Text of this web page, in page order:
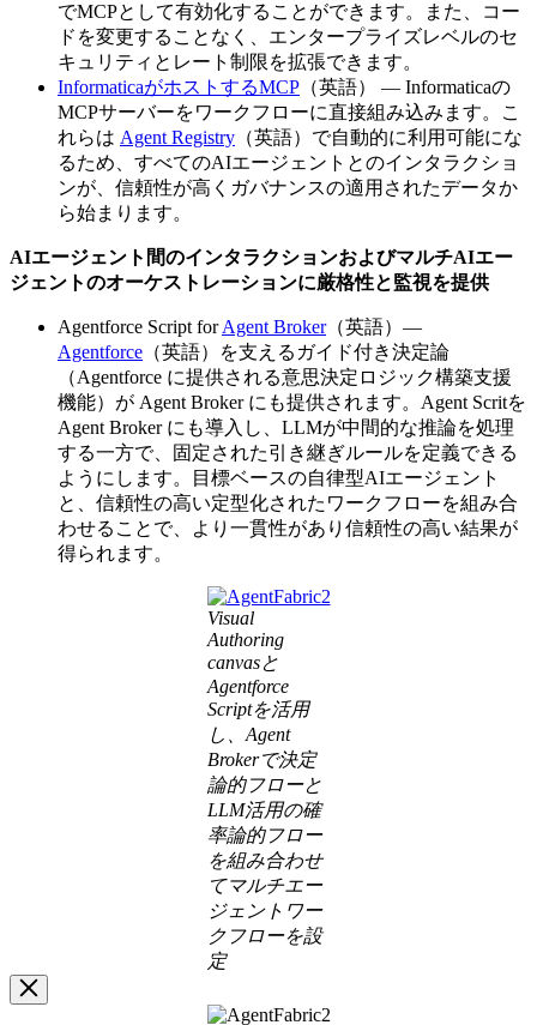
でMCPとして有効化することができます。また、コー
ドを変更することなく、エンタープライズレベルのセ
キュリティとレート制限を拡張できます。
InformaticaがホストするMCP （英語） — Informaticaの
MCPサーバーをワークフローに直接組み込みます。こ
れらは Agent Registry （英語）で自動的に利用可能にな
るため、すべてのAIエージェントとのインタラクショ
ンが、信頼性が高くガバナンスの適用されたデータか
ら始まります。
AIエージェント間のインタラクションおよびマルチAIエー
ジェントのオーケストレーションに厳格性と監視を提供
Agentforce Script forAgent Broker（英語）—
Agentforce （英語）を支えるガイド付き決定論
（Agentforce に提供される意思決定ロジック構築支援
機能）が Agent Broker にも提供されます。Agent Scritを
Agent Broker にも導入し、LLMが中間的な推論を処理
する一方で、固定された引き継ぎルールを定義できる
ようにします。目標ベースの自律型AIエージェント
と、信頼性の高い定型化されたワークフローを組み合
わせることで、より一貫性があり信頼性の高い結果が
得られます。
イ
メ
ー
ジ
モ
ー
ダ
ル
を
開
く
Visual
Authoring
canvasと
Agentforce
Scriptを活用
し、Agent
Brokerで決定
論的フローと
LLM活用の確
率論的フロー
を組み合わせ
てマルチエー
ジェントワー
クフローを設
定